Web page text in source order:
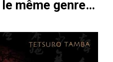
même genre…